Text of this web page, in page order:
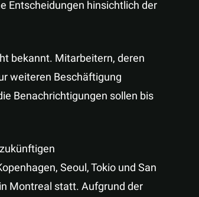
Entscheidungen hinsichtlich der
bekannt. Mitarbeitern, deren
weiteren Beschäftigung
Benachrichtigungen sollen bis
Seoul, Tokio und San
Montreal statt. Aufgrund der